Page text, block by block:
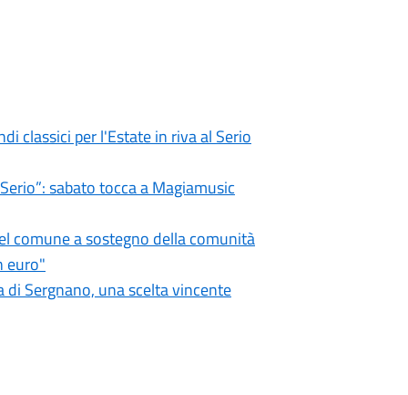
classici per l'Estate in riva al Serio
sabato tocca a Magiamusic
comune a sostegno della comunità
euro"
di Sergnano, una scelta vincente